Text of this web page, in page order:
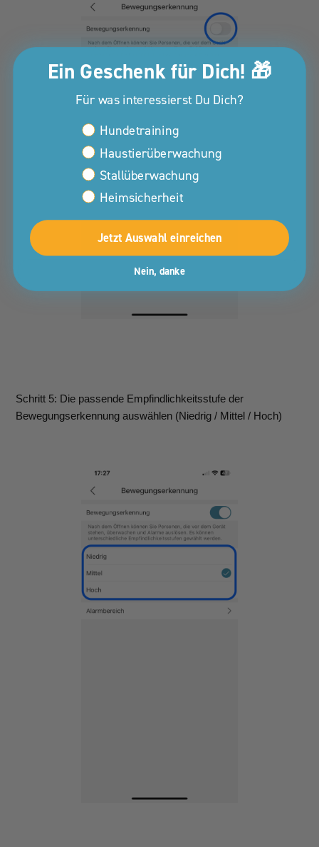
Schritt 5: Die passende Empfindlichkeitsstufe der
Bewegungserkennung auswählen (Niedrig / Mittel / Hoch)
Ein Geschenk für Dich! 🎁
Für was interessierst Du Dich?
Interessen Kunden Property
Hundetraining
Haustierüberwachung
Stallüberwachung
Heimsicherheit
Jetzt Auswahl einreichen
Nein, danke